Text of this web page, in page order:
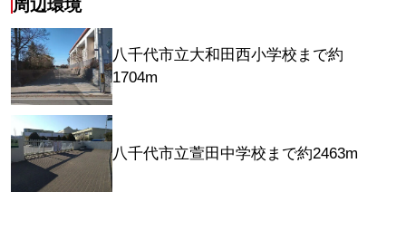
周辺環境
八千代市立大和田西小学校まで約
1704m
八千代市立萱田中学校まで約2463m